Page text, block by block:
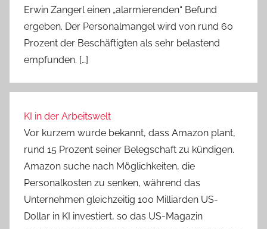
Erwin Zangerl einen „alarmierenden“ Befund
ergeben. Der Personalmangel wird von rund 60
Prozent der Beschäftigten als sehr belastend
empfunden. […]
KI in der Arbeitswelt
Vor kurzem wurde bekannt, dass Amazon plant,
rund 15 Prozent seiner Belegschaft zu kündigen.
Amazon suche nach Möglichkeiten, die
Personalkosten zu senken, während das
Unternehmen gleichzeitig 100 Milliarden US-
Dollar in KI investiert, so das US-Magazin